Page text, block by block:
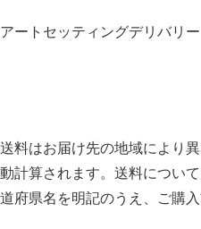
アートセッティングデリバリ
送料はお届け先の地域により
動計算されます。送料につい
道府県名を明記のうえ、ご購